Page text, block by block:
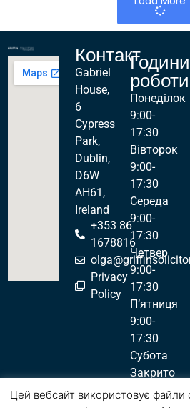
Контакт
Gabriel
House,
6
Cypress
Park,
Dublin,
D6W
AH61,
Ireland
+353 86
1678816
Privacy
Policy
Години
роботи
Понеділок
9:00-
17:30
Вівторок
9:00-
17:30
Середа
9:00-
17:30
Четвер
9:00-
17:30
П’ятниця
9:00-
17:30
Субота
Закрито
Неділя
Цей вебсайт використовує